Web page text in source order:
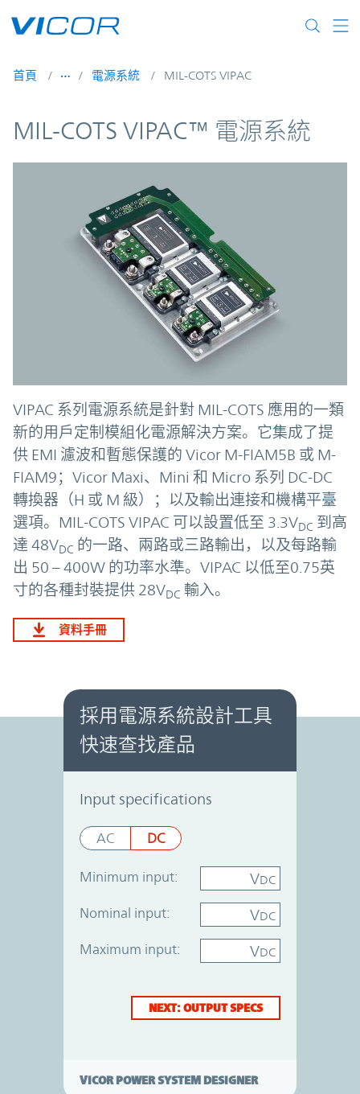
首頁 電源系統 MIL-COTS VIPAC
MIL-COTS VIPAC™ 電源系統
VIPAC 系列電源系統是針對 MIL-COTS 應用的一類
新的用戶定制模組化電源解決方案。它集成了提
供 EMI 濾波和暫態保護的 Vicor M-FIAM5B 或 M-
FIAM9；Vicor Maxi、Mini 和 Micro 系列 DC-DC
轉換器（H 或 M 級）；以及輸出連接和機構平臺
選項。MIL-COTS VIPAC 可以設置低至 3.3VDC 到高
達 48VDC 的一路、兩路或三路輸出，以及每路輸
出 50 – 400W 的功率水準。VIPAC 以低至0.75英
寸的各種封裝提供 28VDC 輸入。
資料手冊
Power System Designer
採用電源系統設計工具
快速查找產品
Input specifications
AC DC
Minimum input: VDC
Nominal input: VDC
Maximum input: VDC
NEXT: OUTPUT SPECS
VICOR POWER SYSTEM DESIGNER